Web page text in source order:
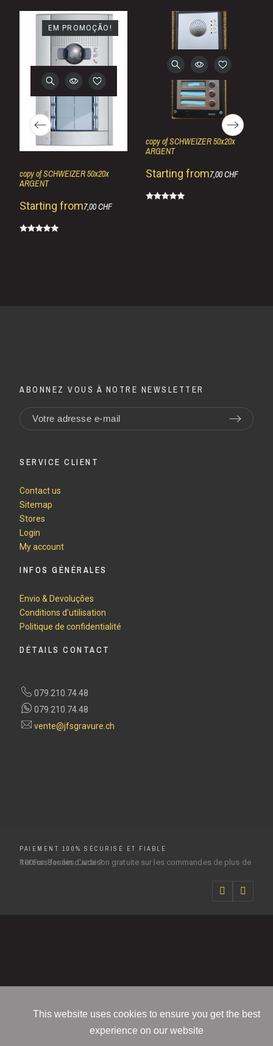
copy of SCHWEIZER 50x20x
ARGENT
Starting from7,00 CHF
EM PROMOÇÃO!
copy of SCHWEIZER 50x20x
ARGENT
Starting from7,00 CHF
ABONNEZ VOUS À NOTRE NEWSLETTER
SERVICE CLIENT
Contact us
Sitemap
Stores
Login
My account
INFOS GÉNÉRALES
Envio & Devoluções
Conditions d'utilisation
Politique de confidentialité
DÉTAILS CONTACT
079.210.74.48
079.210.74.48
vente@jfsgravure.ch
PAIEMENT 100% SÉCURISÉ ET FIABLE
Retours faciles. Livraison gratuite sur les commandes de plus de 100Frs. Besoin d'aide ?
This website uses cookies to ensure you get the best
experience on our website